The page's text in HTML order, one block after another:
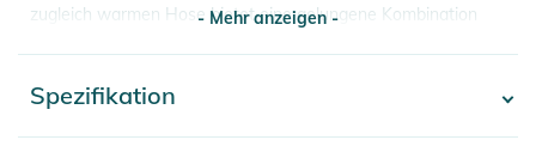
zugleich warmen Hose bietet eine gelungene Kombination
Diese Hose ist aus 2-lagigem Stretch Plain Fabric aus 100%
- Mehr anzeigen -
Spezifikation